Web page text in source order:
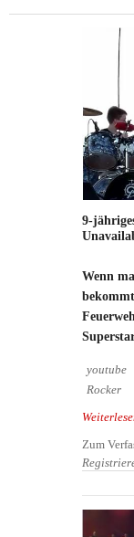
9-
Wenn
youtube
Rocker
Zum